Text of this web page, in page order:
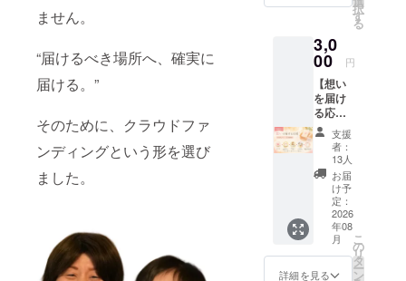
ません。
“届けるべき場所へ、確実に
届ける。”
そのために、クラウドファ
ンディングという形を選び
ました。
展、市民講
座などを通
して、小さ
く生まれた
子どもと家
族の声を届
ける活動を
2026年より
講演活動を
さる方
プラン
です。
いただ
いたご
支援
は、書
籍の寄
贈や講
演活動
など、
命や家
族につ
いて考
える
きっか
けを広
げる活
択
す
る
3,0
00 円
【想い
を届け
る応
援】お
礼メー
ル、活
動報告
このプ
ロジェ
クトに
共感
し、想
いを込
めて応
支援
者：
13人
お届
け予
定：
2026
年08
月
詳細を見る
こ
の
リ
タ
ー
ン